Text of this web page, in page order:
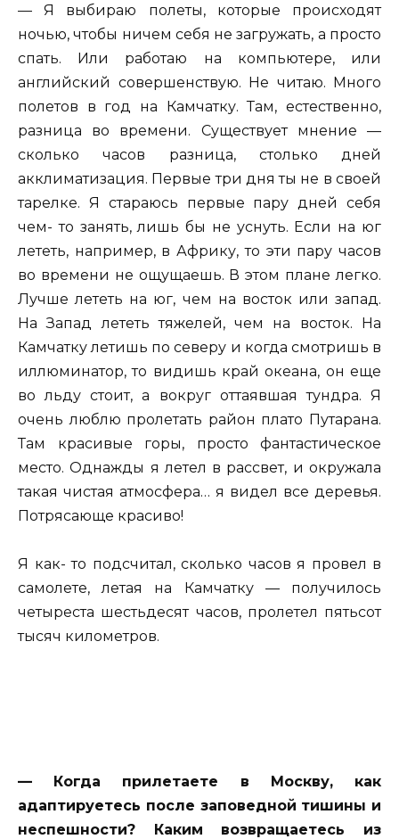
— Я выбираю полеты, которые происходят
ночью, чтобы ничем себя не загружать, а просто
спать. Или работаю на компьютере, или
английский совершенствую. Не читаю. Много
полетов в год на Камчатку. Там, естественно,
разница во времени. Существует мнение —
сколько часов разница, столько дней
акклиматизация. Первые три дня ты не в своей
тарелке. Я стараюсь первые пару дней себя
чем- то занять, лишь бы не уснуть. Если на юг
лететь, например, в Африку, то эти пару часов
во времени не ощущаешь. В этом плане легко.
Лучше лететь на юг, чем на восток или запад.
На Запад лететь тяжелей, чем на восток. На
Камчатку летишь по северу и когда смотришь в
иллюминатор, то видишь край океана, он еще
во льду стоит, а вокруг оттаявшая тундра. Я
очень люблю пролетать район плато Путарана.
Там красивые горы, просто фантастическое
место. Однажды я летел в рассвет, и окружала
такая чистая атмосфера… я видел все деревья.
Потрясающе красиво!
Я как- то подсчитал, сколько часов я провел в
самолете, летая на Камчатку — получилось
четыреста шестьдесят часов, пролетел пятьсот
тысяч километров.
— Когда прилетаете в Москву, как
адаптируетесь после заповедной тишины и
неспешности? Каким возвращаетесь из